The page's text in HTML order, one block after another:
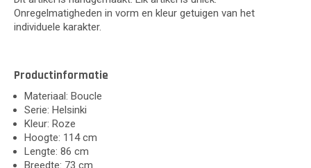
Onregelmatigheden in vorm en kleur getuigen van het
individuele karakter.
Productinformatie
Materiaal: Boucle
Serie: Helsinki
Kleur: Roze
Hoogte: 114 cm
Lengte: 86 cm
Breedte: 73 cm